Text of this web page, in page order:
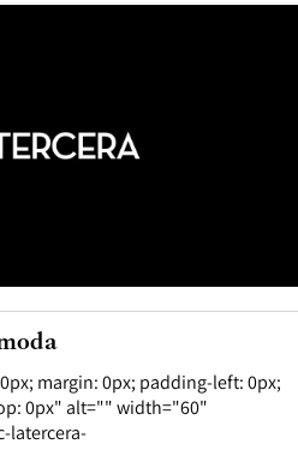
margin: 0px; padding-left: 0px;
0px" alt="" width="60"
latercera-